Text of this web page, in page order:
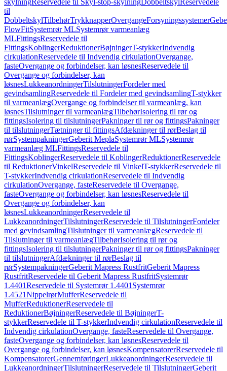
skylningReservedele til Skyl-stop-skylningDobbeltskylReservedele
til
DobbeltskylTilbehørTrykknapperOvergangeForsyningssystemer
FlowFitSystemrør MLSystemrør varmeanlæg
MLFittingsReservedele til
FittingsKoblingerReduktionerBøjningerT-stykkerIndvendig
cirkulationReservedele til Indvendig cirkulationOvergange,
fasteOvergange og forbindelser, kan løsnesReservedele til
Overgange og forbindelser, kan
løsnesLukkeanordningerTilslutningerFordeler med
gevindsamlingReservedele til Fordeler med gevindsamlingT-stykker
til varmeanlægOvergange og forbindelser til varmeanlæg, kan
løsnesTilslutninger til varmeanlægTilbehørIsolering til rør og
fittingsIsolering til tilslutningerPakninger til rør og fittingsPakninger
til tilslutningerTætninger til fittingsAfdækninger til rørBeslag til
rørSystempakningerGeberit MeplaSystemrør MLSystemrør
varmeanlæg MLFittingsReservedele til
FittingsKoblingerReservedele til KoblingerReduktionerReservedele
til ReduktionerVinkelReservedele til VinkelT-stykkerReservedele til
T-stykkerIndvendig cirkulationReservedele til Indvendig
cirkulationOvergange, fasteReservedele til Overgange,
fasteOvergange og forbindelser, kan løsnesReservedele til
Overgange og forbindelser, kan
løsnesLukkeanordningerReservedele til
LukkeanordningerTilslutningerReservedele til TilslutningerFordeler
med gevindsamlingTilslutninger til varmeanlægReservedele til
Tilslutninger til varmeanlægTilbehørIsolering til rør og
fittingsIsolering til tilslutningerPakninger til rør og fittingsPakninger
til tilslutningerAfdækninger til rørBeslag til
rørSystempakningerGeberit Mapress RustfritGeberit Mapress
RustfritReservedele til Geberit Mapress RustfritSystemrør
1.4401Reservedele til Systemrør 1.4401 Systemrør
1.4521NippelrørMufferReservedele til
MufferReduktionerReservedele til
ReduktionerBøjningerReservedele til BøjningerT-
stykkerReservedele til T-stykkerIndvendig cirkulationReservedele til
Indvendig cirkulationOvergange, fasteReservedele til Overgange,
fasteOvergange og forbindelser, kan løsnesReservedele til
Overgange og forbindelser, kan løsnesKompensatorerReservedele til
KompensatorerGennemføringerLukkeanordningerReservedele til
LukkeanordningerTilslutningerReservedele til TilslutningerGeberit